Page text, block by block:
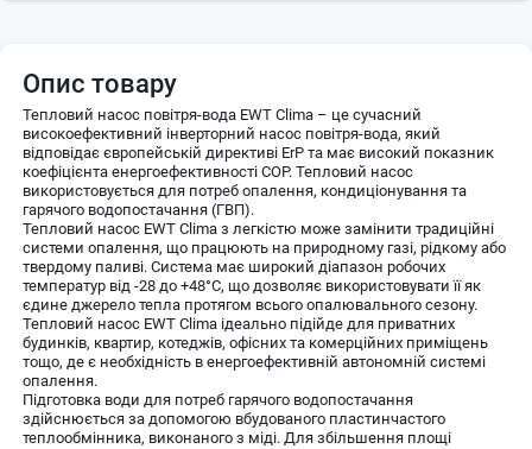
Опис товару
Тепловий насос повітря-вода EWT Clima – це сучасний
високоефективний інверторний насос повітря-вода, який
відповідає європейській директиві ErP та має високий показник
коефіцієнта енергоефективності COP. Тепловий насос
використовується для потреб опалення, кондиціонування та
гарячого водопостачання (ГВП).
Тепловий насос EWT Clima з легкістю може замінити традиційні
системи опалення, що працюють на природному газі, рідкому або
твердому паливі. Система має широкий діапазон робочих
температур від -28 до +48°С, що дозволяє використовувати її як
єдине джерело тепла протягом всього опалювального сезону.
Тепловий насос EWT Clima ідеально підійде для приватних
будинків, квартир, котеджів, офісних та комерційних приміщень
тощо, де є необхідність в енергоефективній автономній системі
опалення.
Підготовка води для потреб гарячого водопостачання
здійснюється за допомогою вбудованого пластинчастого
теплообмінника, виконаного з міді. Для збільшення площі